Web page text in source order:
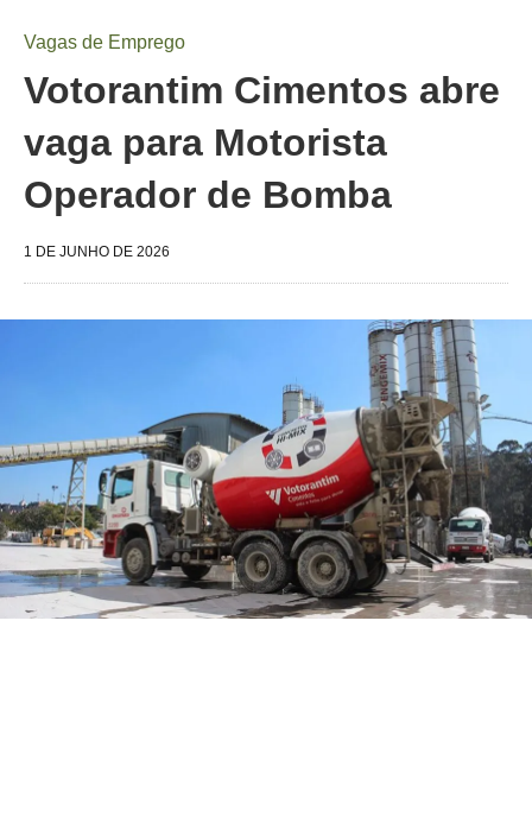
Vagas de Emprego
Votorantim Cimentos abre
vaga para Motorista
Operador de Bomba
1 DE JUNHO DE 2026